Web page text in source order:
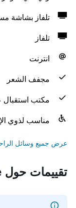
تلفاز بشاشة
تلفاز
انترنت
مجفف الشعر
مكتب استقبال على
مناسب لذوي
عرض جميع وسائل الراحة
تقييمات حول Turne Guest House